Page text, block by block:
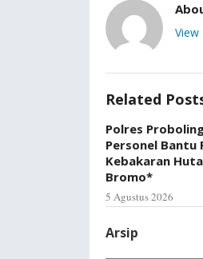
Related
Polres
Personel Bantu
Kebakaran
Bromo*
5 Agustus 2026
Arsip